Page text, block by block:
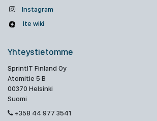
Instagram
Ite wiki
Yhteystietomme
SprintIT Finland Oy
Atomitie 5 B
00370 Helsinki
Suomi
+358 44 977 3541